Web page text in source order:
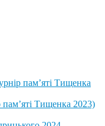
пам’яті Тищенка
пам’яті Тищенка 2023)